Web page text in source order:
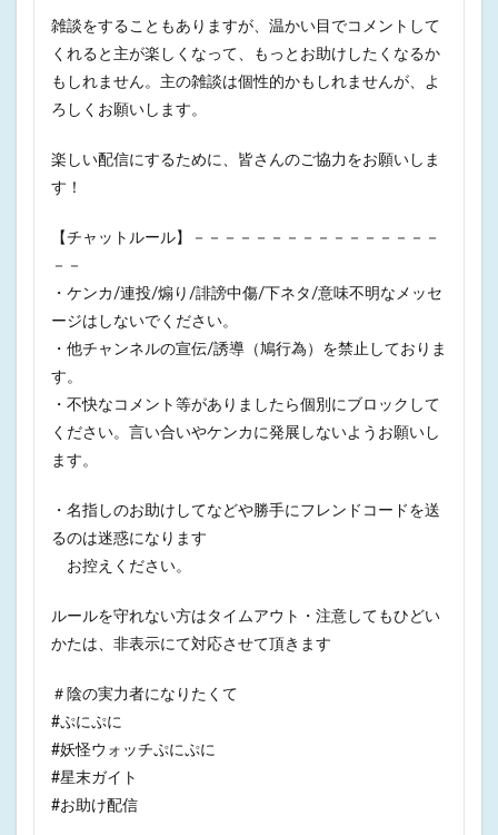
雑談をすることもありますが、温かい目でコメントして
くれると主が楽しくなって、もっとお助けしたくなるか
もしれません。主の雑談は個性的かもしれませんが、よ
ろしくお願いします。
楽しい配信にするために、皆さんのご協力をお願いしま
す！
【チャットルール】－－－－－－－－－－－－－－－－
－－
・ケンカ/連投/煽り/誹謗中傷/下ネタ/意味不明なメッセ
ージはしないでください。
・他チャンネルの宣伝/誘導（鳩行為）を禁止しておりま
す。
・不快なコメント等がありましたら個別にブロックして
ください。言い合いやケンカに発展しないようお願いし
ます。
・名指しのお助けしてなどや勝手にフレンドコードを送
るのは迷惑になります
お控えください。
ルールを守れない方はタイムアウト・注意してもひどい
かたは、非表示にて対応させて頂きます
＃陰の実力者になりたくて
#ぷにぷに
#妖怪ウォッチぷにぷに
#星末ガイト
#お助け配信